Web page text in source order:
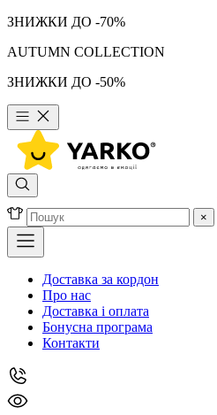
ЗНИЖКИ ДО -70%
AUTUMN COLLECTION
ЗНИЖКИ ДО -50%
×
Доставка за кордон
Про нас
Доставка і оплата
Бонусна програма
Контакти